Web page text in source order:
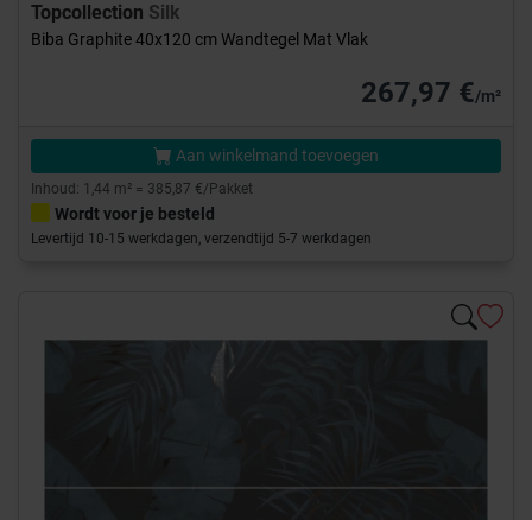
Topcollection Silk
Biba Graphite 40x120 cm Wandtegel Mat Vlak
267,97 €/m²
Aan winkelmand toevoegen
Inhoud: 1,44 m² = 385,87 €/Pakket
Wordt voor je besteld
Levertijd 10-15 werkdagen, verzendtijd 5-7 werkdagen